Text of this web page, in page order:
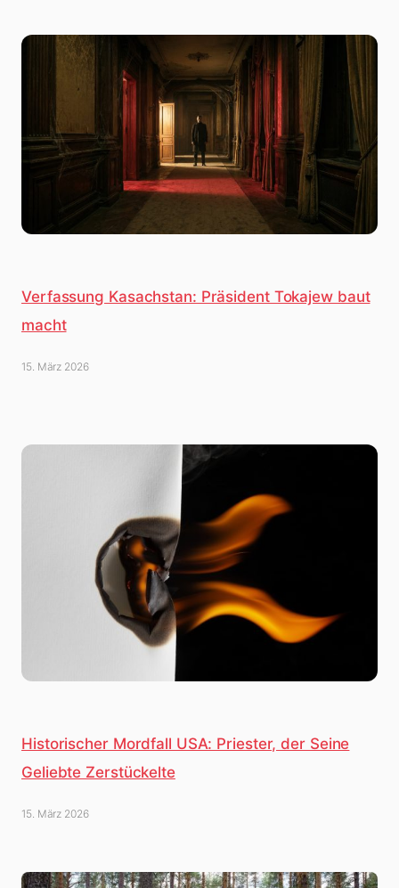
Verfassung Kasachstan: Präsident Tokajew baut
macht
15. März 2026
Historischer Mordfall USA: Priester, der Seine
Geliebte Zerstückelte
15. März 2026